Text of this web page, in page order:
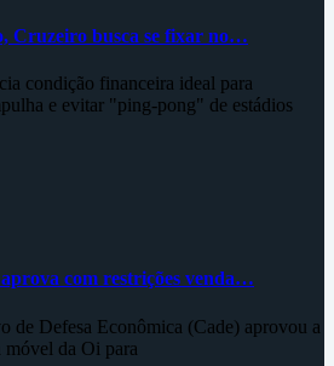
Cruzeiro busca se fixar no…
condição financeira ideal para
e evitar "ping-pong" de estádios
com restrições venda…
de Defesa Econômica (Cade) aprovou a
móvel da Oi para